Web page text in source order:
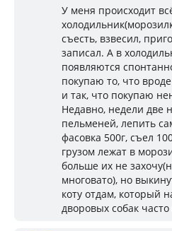
У меня происходит
съесть, взвесил,
записал. А в
появляются
покупаю то, что
и так, что покупаю
Недавно, недели две
пельменей, лепить
фасовка 500г, съел
грузом лежат в
больше их не
многовато), но
коту отдам, который
дворовых собак